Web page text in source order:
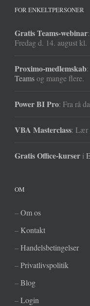
FOR ENKELTPERSONER
Gratis Teams-webinar
Fredag d. 14. august kl.
Proximo-medlemskab
Teamsog mange flere.
Power BI Pro: Fra rå
VBA Masterclass: Lær
Gratis Office-kurser i
OM
–Om os
– Kontakt
–Handelsbetingelser
–Privatlivspolitik
–Blog
–Login